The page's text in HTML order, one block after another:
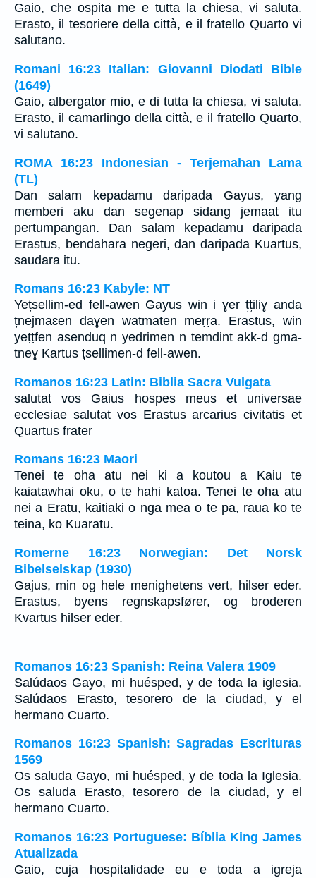
Gaio, che ospita me e tutta la chiesa, vi saluta.
Erasto, il tesoriere della città, e il fratello Quarto vi
salutano.
Romani 16:23 Italian: Giovanni Diodati Bible
(1649)
Gaio, albergator mio, e di tutta la chiesa, vi saluta.
Erasto, il camarlingo della città, e il fratello Quarto,
vi salutano.
ROMA 16:23 Indonesian - Terjemahan Lama
(TL)
Dan salam kepadamu daripada Gayus, yang
memberi aku dan segenap sidang jemaat itu
pertumpangan. Dan salam kepadamu daripada
Erastus, bendahara negeri, dan daripada Kuartus,
saudara itu.
Romans 16:23 Kabyle: NT
Yețsellim-ed fell-awen Gayus win i ɣer țțiliɣ anda
țnejmaɛen daɣen watmaten meṛṛa. Erastus, win
yeṭṭfen asenduq n yedrimen n temdint akk-d gma-
tneɣ Kartus țsellimen-d fell-awen.
Romanos 16:23 Latin: Biblia Sacra Vulgata
salutat vos Gaius hospes meus et universae
ecclesiae salutat vos Erastus arcarius civitatis et
Quartus frater
Romans 16:23 Maori
Tenei te oha atu nei ki a koutou a Kaiu te
kaiatawhai oku, o te hahi katoa. Tenei te oha atu
nei a Eratu, kaitiaki o nga mea o te pa, raua ko te
teina, ko Kuaratu.
Romerne 16:23 Norwegian: Det Norsk
Bibelselskap (1930)
Gajus, min og hele menighetens vert, hilser eder.
Erastus, byens regnskapsfører, og broderen
Kvartus hilser eder.
Romanos 16:23 Spanish: Reina Valera 1909
Salúdaos Gayo, mi huésped, y de toda la iglesia.
Salúdaos Erasto, tesorero de la ciudad, y el
hermano Cuarto.
Romanos 16:23 Spanish: Sagradas Escrituras
1569
Os saluda Gayo, mi huésped, y de toda la Iglesia.
Os saluda Erasto, tesorero de la ciudad, y el
hermano Cuarto.
Romanos 16:23 Portuguese: Bíblia King James
Atualizada
Gaio, cuja hospitalidade eu e toda a igreja